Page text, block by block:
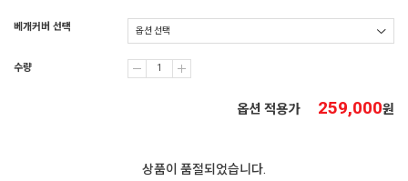
베개커버 선택
수량
옵션 적용가 259,000원
상품이 품절되었습니다.